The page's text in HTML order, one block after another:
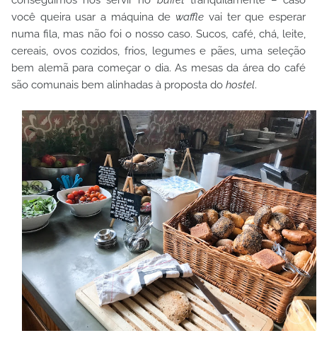
você queira usar a máquina dewaffle vai ter que esperar
numa fila, mas não foi o nosso caso. Sucos, café, chá, leite,
cereais, ovos cozidos, frios, legumes e pães, uma seleção
bem alemã para começar o dia. As mesas da área do café
são comunais bem alinhadas à proposta do hostel.